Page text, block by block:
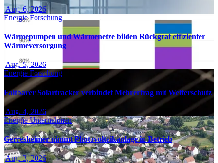
Aug. 6, 2026
EnergieForschung
Wärmepumpen und Wärmenetze bilden Rückgrat effizienter
Wärmeversorgung
Aug. 5, 2026
Energie Forschung
Faltbarer Solartracker verbindet Mehrertrag mit Wetterschutz
Aug. 4, 2026
EnergieUnternehmen
Gerresheimer nimmt Photovoltaikanlage in Betrieb
Aug. 3, 2026